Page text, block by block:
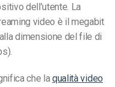
dell’utente. La
video è il megabit
dimensione del file di
che laqualità video